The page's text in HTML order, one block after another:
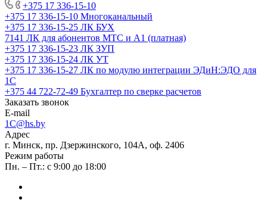
+375 17 336-15-10
+375 17 336-15-10 Многоканальный
+375 17 336-15-25 ЛК БУХ
7141 ЛК для абонентов МТС и А1 (платная)
+375 17 336-15-23 ЛК ЗУП
+375 17 336-15-24 ЛК УТ
+375 17 336-15-27 ЛК по модулю интеграции ЭДиН:ЭДО для
1С
+375 44 722-72-49 Бухгалтер по сверке расчетов
Заказать звонок
E-mail
1C@hs.by
Адрес
г. Минск, пр. Дзержинского, 104А, оф. 2406
Режим работы
Пн. – Пт.: с 9:00 до 18:00